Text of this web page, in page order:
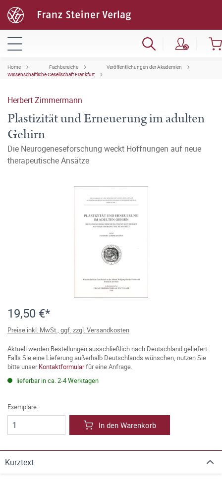
Home Fachbereiche
Veröffentlichungen der Akademien
Wissenschaftliche Gesellschaft Frankfurt
Herbert Zimmermann
Plastizität und Erneuerung im adulten
Gehirn
Die Neurogeneseforschung weckt Hoffnungen auf neue
therapeutische Ansätze
19,50 €*
Preise inkl. MwSt., ggf. zzgl. Versandkosten
Aktuell werden Bestellungen ausschließlich nach Deutschland geliefert.
Falls Sie eine Lieferung außerhalb Deutschlands wünschen, nutzen Sie
bitte unserKontaktformularfür eine Anfrage.
lieferbar in ca. 2-4 Werktagen
Exemplare:
In den Warenkorb
Kurztext